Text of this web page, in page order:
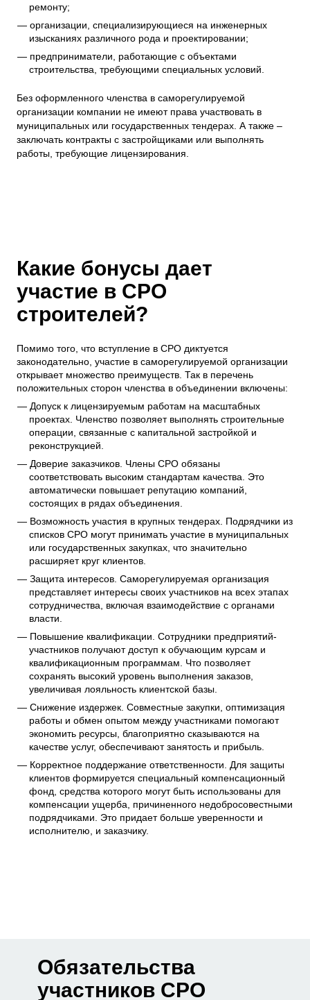
ремонту;
организации, специализирующиеся на инженерных
изысканиях различного рода и проектировании;
предприниматели, работающие с объектами
строительства, требующими специальных условий.
Без оформленного членства в саморегулируемой
организации компании не имеют права участвовать в
муниципальных или государственных тендерах. А также –
заключать контракты с застройщиками или выполнять
работы, требующие лицензирования.
Какие бонусы дает
участие в СРО
строителей?
Помимо того, что вступление в СРО диктуется
законодательно, участие в саморегулируемой организации
открывает множество преимуществ. Так в перечень
положительных сторон членства в объединении включены:
Допуск к лицензируемым работам на масштабных
проектах. Членство позволяет выполнять строительные
операции, связанные с капитальной застройкой и
реконструкцией.
Доверие заказчиков. Члены СРО обязаны
соответствовать высоким стандартам качества. Это
автоматически повышает репутацию компаний,
состоящих в рядах объединения.
Возможность участия в крупных тендерах. Подрядчики из
списков СРО могут принимать участие в муниципальных
или государственных закупках, что значительно
расширяет круг клиентов.
Защита интересов. Саморегулируемая организация
представляет интересы своих участников на всех этапах
сотрудничества, включая взаимодействие с органами
власти.
Повышение квалификации. Сотрудники предприятий-
участников получают доступ к обучающим курсам и
квалификационным программам. Что позволяет
сохранять высокий уровень выполнения заказов,
увеличивая лояльность клиентской базы.
Снижение издержек. Совместные закупки, оптимизация
работы и обмен опытом между участниками помогают
экономить ресурсы, благоприятно сказываются на
качестве услуг, обеспечивают занятость и прибыль.
Корректное поддержание ответственности. Для защиты
клиентов формируется специальный компенсационный
фонд, средства которого могут быть использованы для
компенсации ущерба, причиненного недобросовестными
подрядчиками. Это придает больше уверенности и
исполнителю, и заказчику.
Обязательства
участников СРО